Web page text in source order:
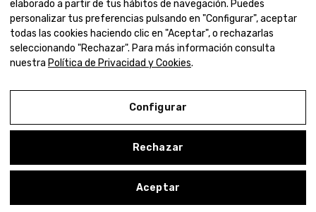
© 2000-2024 Amaya Joyeros
Filtros
de deseos
Carrito
Mi cuenta
elaborado a partir de tus hábitos de navegación. Puedes
personalizar tus preferencias pulsando en "Configurar", aceptar
todas las cookies haciendo clic en "Aceptar", o rechazarlas
seleccionando "Rechazar". Para más información consulta
nuestra Política de Privacidad y Cookies.
Configurar
Rechazar
Aceptar
Política de Privacidad y Cookies
Condiciones de compra